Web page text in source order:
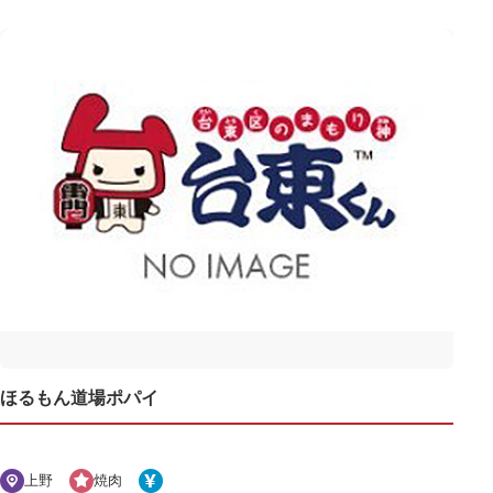
ほるもん道場ポパイ
上野 焼肉